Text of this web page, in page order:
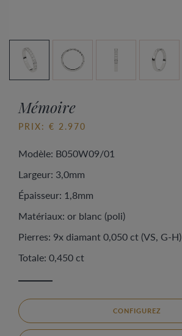
Mémoire
PRIX: € 2.970
Modèle: B050W09/01
Largeur: 3,0mm
Épaisseur: 1,8mm
Matériaux: or blanc (poli)
Pierres: 9x diamant 0,050 ct (VS, G-H)
Totale: 0,450 ct
CONFIGUREZ